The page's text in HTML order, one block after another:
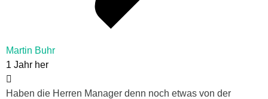
Martin Buhr
1 Jahr her
Haben die Herren Manager denn noch etwas von der